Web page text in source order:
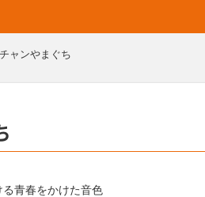
ャンやまぐち
青春をかけた音色